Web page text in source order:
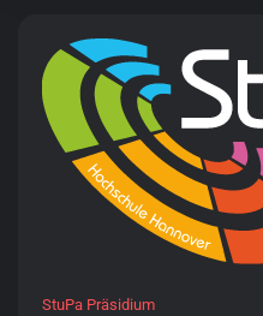
StuPa Präsidium